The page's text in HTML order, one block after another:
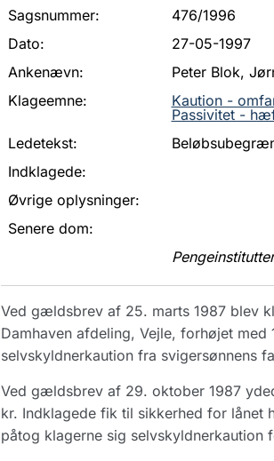
Sagsnummer:
476/1996
Dato:
27-05-1997
Ankenævn:
Peter Blok,
Klageemne:
Kaution -
Passivitet -
Ledetekst:
Indklagede:
Øvrige oplysninger:
Senere dom:
Pengeinstitutter
Ved gældsbrev af 25. marts 1987 blev
Damhaven afdeling, Vejle, forhøjet med
selvskyldnerkaution fra svigersønnens
Ved gældsbrev af 29. oktober 1987
kr. Indklagede fik til sikkerhed for lånet
påtog klagerne sig